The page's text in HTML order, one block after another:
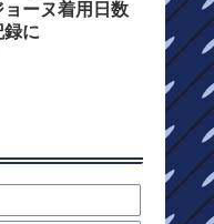
ョーヌ着用日数
録に